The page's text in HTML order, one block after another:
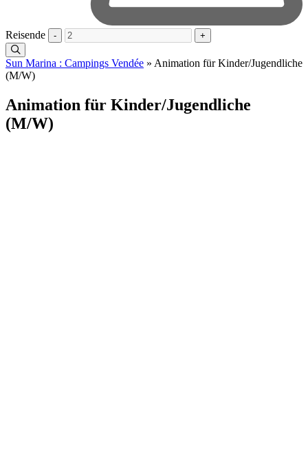
Reisende - +
Sun Marina : Campings Vendée » Animation für Kinder/Jugendliche
(M/W)
Animation für Kinder/Jugendliche
(M/W)